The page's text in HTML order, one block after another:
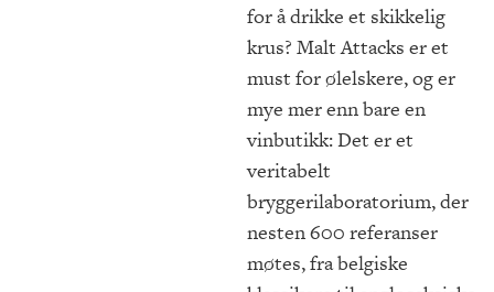
for å drikke et skikkelig
krus? Malt Attacks er et
must for ølelskere, og er
mye mer enn bare en
vinbutikk: Det er et
veritabelt
bryggerilaboratorium, der
nesten 600 referanser
møtes, fra belgiske